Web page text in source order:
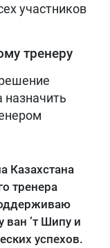
участников
тренеру
Казахстана
тренера
’т Шипу и
успехов.